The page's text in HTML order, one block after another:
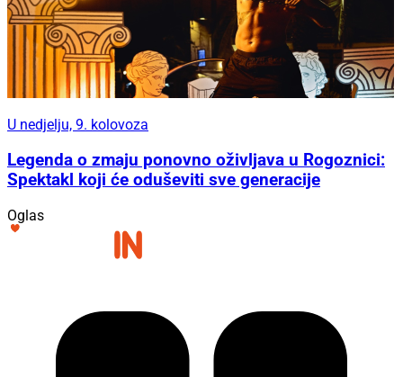
U nedjelju, 9. kolovoza
Legenda o zmaju ponovno oživljava u Rogoznici:
Spektakl koji će oduševiti sve generacije
Oglas